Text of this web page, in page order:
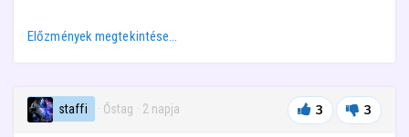
Előzmények megtekintése…
staffi · Őstag · 2 napja 3 3